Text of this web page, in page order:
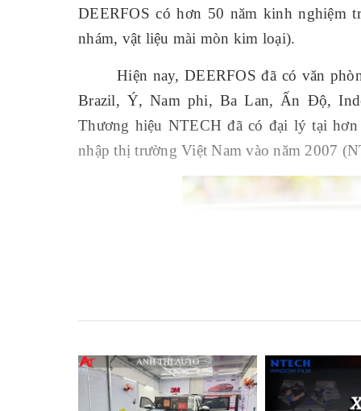
DEERFOS có hơn 50 năm kinh nghiệm
nhám, vật liệu mài mòn kim loại).
Hiện nay, DEERFOS đã có văn
Brazil, Ý, Nam phi, Ba Lan, Ấn Độ,
Thương hiệu NTECH đã có đại lý tại
nhập thị trường Việt Nam vào năm 2007